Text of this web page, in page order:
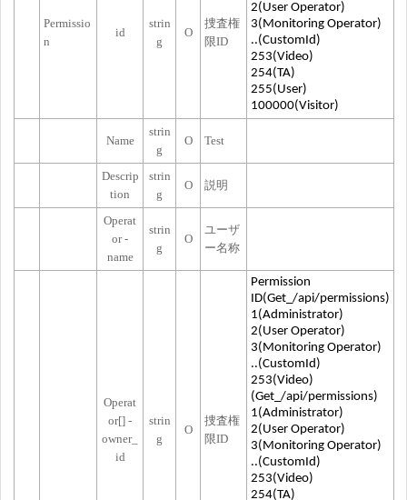
Permissio
n
id
strin
g
O
捜査権
限ID
2(User Operator)
3(Monitoring Operator)
..(CustomId)
253(Video)
254(TA)
255(User)
100000(Visitor)
Name
strin
g
O Test
Descrip
tion
strin
g
O 説明
Operat
or -
name
strin
g
O
ユーザ
ー名称
Operat
or[] -
owner_
id
strin
g
O
捜査権
限ID
Permission
ID(Get_/api/permissions)
1(Administrator)
2(User Operator)
3(Monitoring Operator)
..(CustomId)
253(Video)
(Get_/api/permissions)
1(Administrator)
2(User Operator)
3(Monitoring Operator)
..(CustomId)
253(Video)
254(TA)